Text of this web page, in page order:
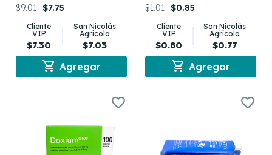
$9.01 $7.75
Cliente
VIP
$7.30
San Nicolás
Agrícola
$7.03
shopping_cart Agregar
$1.01 $0.85
Cliente
VIP
$0.80
San Nicolás
Agrícola
$0.77
shopping_cart Agregar